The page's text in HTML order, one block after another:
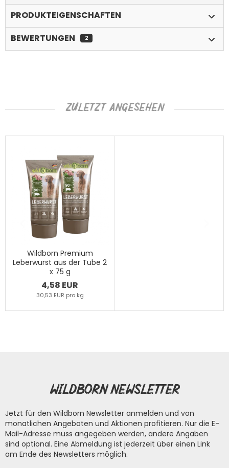
PRODUKTEIGENSCHAFTEN
BEWERTUNGEN
2
ZULETZT ANGESEHEN
Wildborn Premium
Leberwurst aus der Tube 2
x 75 g
4,58 EUR
30,53 EUR pro kg
Wildborn Newsletter
Jetzt für den Wildborn Newsletter anmelden und von
monatlichen Angeboten und Aktionen profitieren. Nur die E-
Mail-Adresse muss angegeben werden, andere Angaben
sind optional. Eine Abmeldung ist jederzeit über einen Link
am Ende des Newsletters möglich.